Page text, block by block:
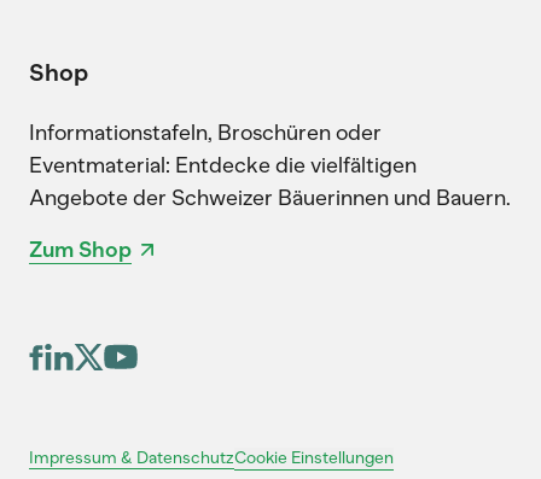
Shop
Informationstafeln, Broschüren oder
Eventmaterial: Entdecke die vielfältigen
Angebote der Schweizer Bäuerinnen und Bauern.
Zum Shop
Impressum & DatenschutzCookie Einstellungen